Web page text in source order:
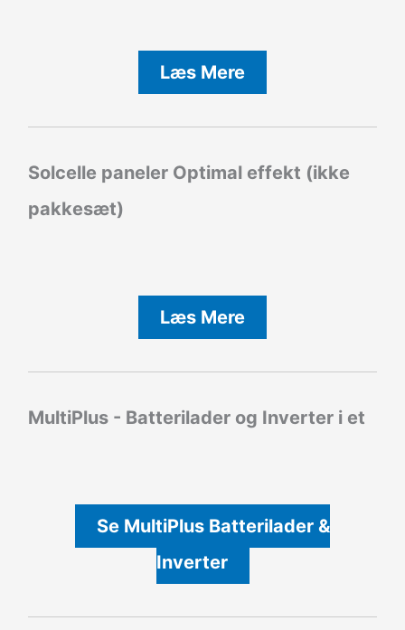
Læs Mere
Solcelle paneler Optimal effekt (ikke
pakkesæt)
Læs Mere
MultiPlus - Batterilader og Inverter i et
Se MultiPlus Batterilader &
Inverter